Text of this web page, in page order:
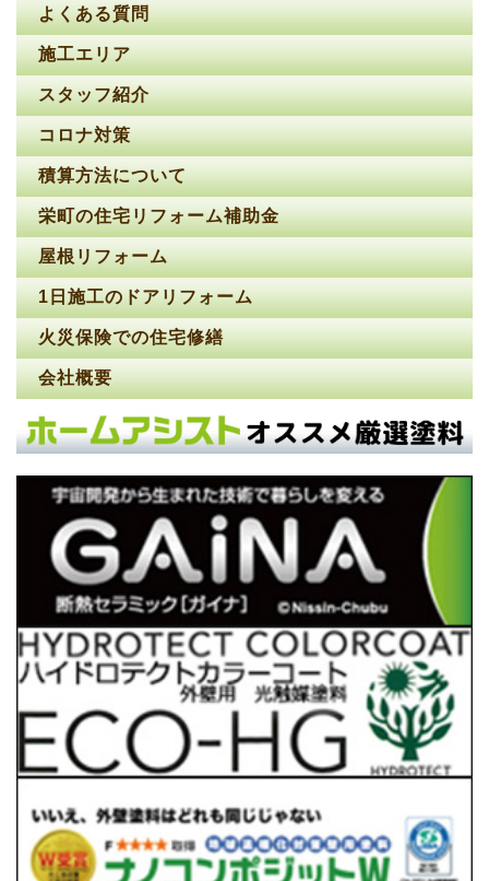
よくある質問
施工エリア
スタッフ紹介
コロナ対策
積算方法について
栄町の住宅リフォーム補助金
屋根リフォーム
1日施工のドアリフォーム
火災保険での住宅修繕
会社概要